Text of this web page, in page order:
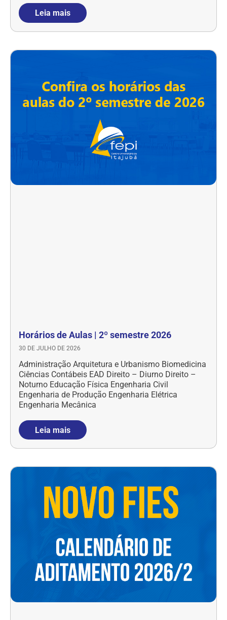
Leia mais
Horários de Aulas | 2º semestre 2026
30 DE JULHO DE 2026
Administração Arquitetura e Urbanismo Biomedicina
Ciências Contábeis EAD Direito – Diurno Direito –
Noturno Educação Física Engenharia Civil
Engenharia de Produção Engenharia Elétrica
Engenharia Mecânica
Leia mais